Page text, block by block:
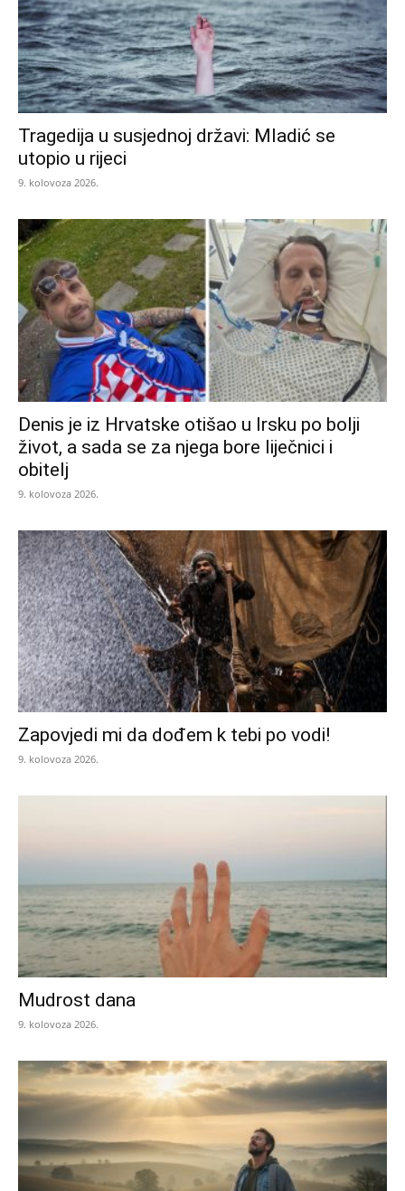
Tragedija u susjednoj državi: Mladić se
utopio u rijeci
9. kolovoza 2026.
Denis je iz Hrvatske otišao u Irsku po bolji
život, a sada se za njega bore liječnici i
obitelj
9. kolovoza 2026.
Zapovjedi mi da dođem k tebi po vodi!
9. kolovoza 2026.
Mudrost dana
9. kolovoza 2026.